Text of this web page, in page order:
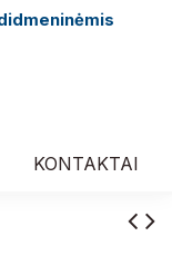
KONTAKTAI